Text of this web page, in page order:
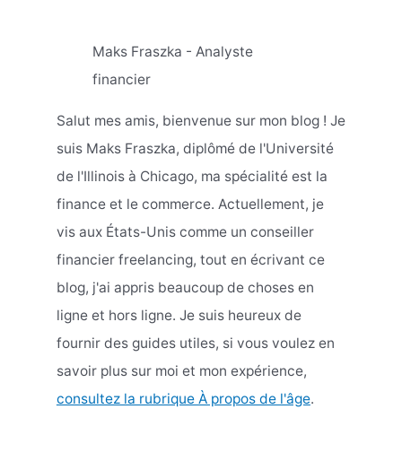
Maks Fraszka - Analyste
financier
Salut mes amis, bienvenue sur mon blog ! Je
suis Maks Fraszka, diplômé de l'Université
de l'Illinois à Chicago, ma spécialité est la
finance et le commerce. Actuellement, je
vis aux États-Unis comme un conseiller
financier freelancing, tout en écrivant ce
blog, j'ai appris beaucoup de choses en
ligne et hors ligne. Je suis heureux de
fournir des guides utiles, si vous voulez en
savoir plus sur moi et mon expérience,
consultez la rubrique À propos de l'âge.